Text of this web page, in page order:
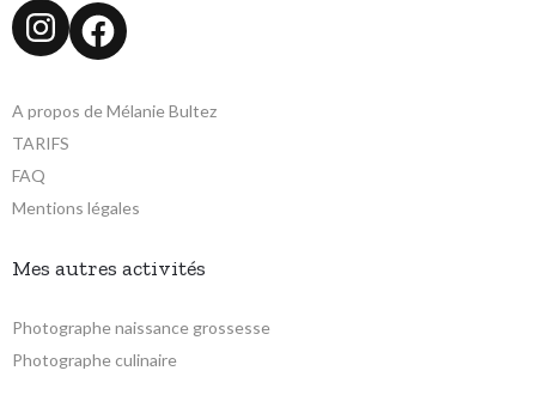
Instagram
Facebook
A propos de Mélanie Bultez
TARIFS
FAQ
Mentions légales
Mes autres activités
Photographe naissance grossesse
Photographe culinaire